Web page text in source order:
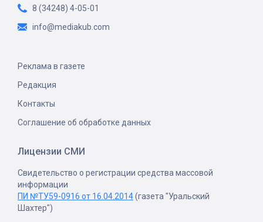
8 (34248) 4-05-01
info@mediakub.com
Реклама в газете
Редакция
Контакты
Соглашение об обработке данных
Лицензии СМИ
Свидетельство о регистрации средства массовой
информации
ПИ №ТУ59-0916 от 16.04.2014(газета "Уральский
Шахтер")